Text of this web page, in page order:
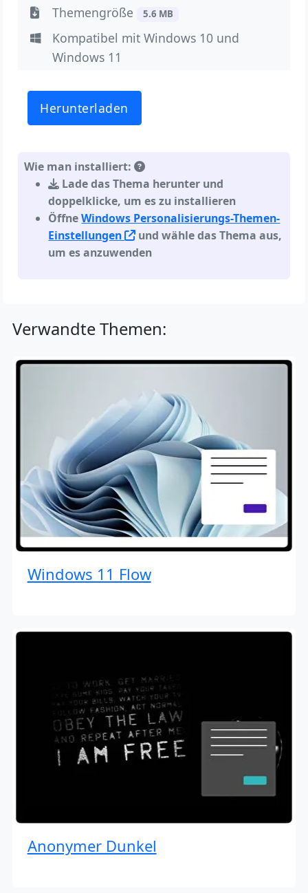
Themengröße 5.6 MB
Kompatibel mit Windows 10 und
Windows 11
Herunterladen
Wie man installiert:
Lade das Thema herunter und
doppelklicke, um es zu installieren
ÖffneWindows Personalisierungs-Themen-
Einstellungen
und wähle das Thema aus,
um es anzuwenden
Verwandte Themen:
Windows 11 Flow
Anonymer Dunkel